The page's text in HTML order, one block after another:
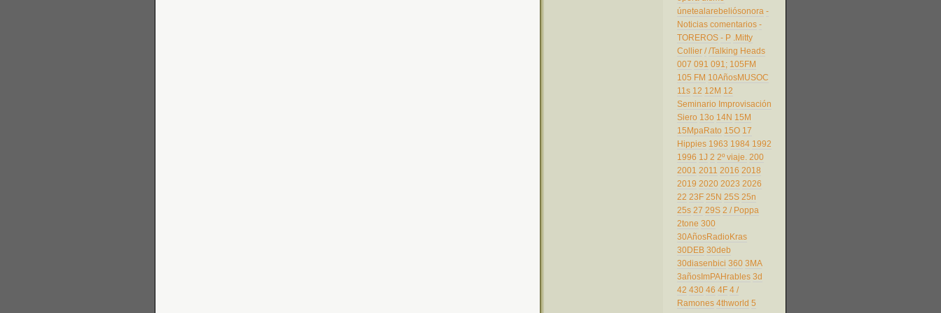
únetealarebeliósonora -
Noticias comentarios -
TOREROS - P .Mitty
Collier / /Talking Heads
007 091 091; 105FM
105 FM 10AñosMUSOC
11s 12 12M 12
Seminario Improvisación
Siero 13o 14N 15M
15MpaRato 15O 17
Hippies 1963 1984 1992
1996 1J 2 2º viaje. 200
2001 2011 2016 2018
2019 2020 2023 2026
22 23F 25N 25S 25n
25s 27 29S 2 / Poppa
2tone 300
30AñosRadioKras
30DEB 30deb
30diasenbici 360 3MA
3añosImPAHrables 3d
42 430 46 4F 4 /
Ramones 4thworld 5